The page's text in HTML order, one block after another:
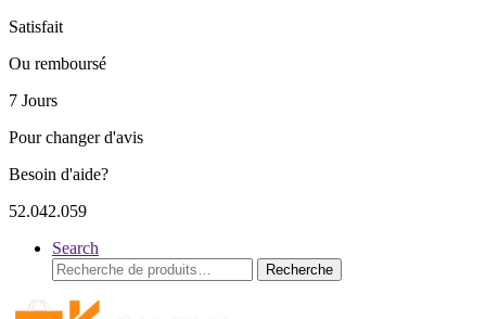
Satisfait
Ou remboursé
7 Jours
Pour changer d'avis
Besoin d'aide?
52.042.059
Search
Recherche
pour :
Recherche